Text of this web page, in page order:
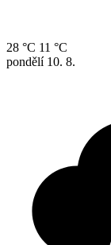
28 °C 11 °C
pondělí 10. 8.